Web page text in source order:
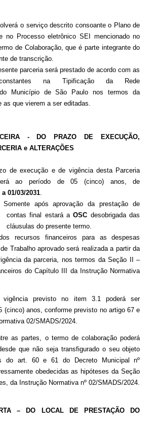
o serviço descrito consoante o Plano de
no Processo eletrônico SEI mencionado no
de Colaboração, que é parte integrante do
de transcrição.
parceria será prestado de acordo com as
constantes na Tipificação da Rede
Município de São Paulo nos termos da
as que vierem a ser editadas.
- DO PRAZO DE EXECUÇÃO,
e ALTERAÇÕES
de execução e de vigência desta Parceria
ao período de 05 (cinco) anos, de
a 01/03/2031.
Somente após aprovação da prestação de
contas final estará aOSC desobrigada das
cláusulas do presente termo.
recursos financeiros para as despesas
Trabalho aprovado será realizada a partir da
da parceria, nos termos da Seção II –
do Capítulo III da Instrução Normativa
previsto no item 3.1 poderá ser
(cinco) anos, conforme previsto no artigo 67 e
02/SMADS/2024.
as partes, o termo de colaboração poderá
que não seja transfigurado o seu objeto
do art. 60 e 61 do Decreto Municipal nº
obedecidas as hipóteses da Seção
da Instrução Normativa nº 02/SMADS/2024.
– DO LOCAL DE PRESTAÇÃO DO